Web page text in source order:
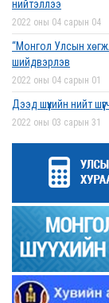
нийтэллээ
2022 оны 04 сарын 04
“Монгол Улсын
шийдвэрлэв
2022 оны 04 сарын 01
Дээд шүүхийн нийт
2022 оны 03 сарын 31
Нээлттэй ажлын
2022 оны 03 сарын 31
Д.Гүрсоронз нарт
хэлэлцүүлэхээс
2022 оны 03 сарын 30
Дээд шүүхийн нийт
Сургалтын